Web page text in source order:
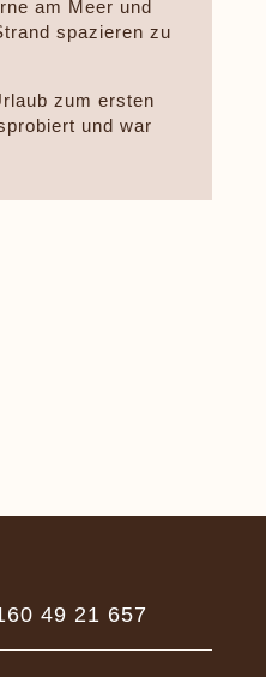
am Meer und
spazieren zu
zum ersten
und war
49 21 657